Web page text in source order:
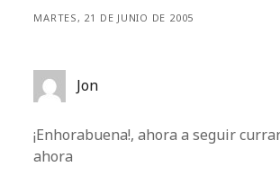
MARTES, 21 DE JUNIO DE 2005
Jon
¡Enhorabuena!, ahora a seguir
ahora